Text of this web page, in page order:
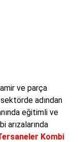
ve parça
adından
eğitimli ve
arızalarında
Kombi